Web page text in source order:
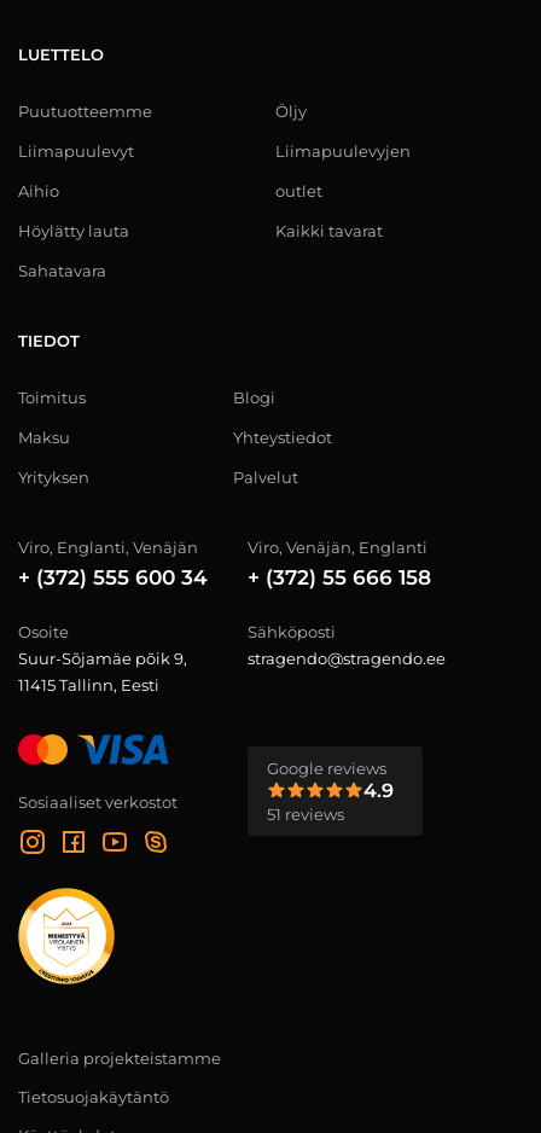
LUETTELO
Puutuotteemme
Liimapuulevyt
Aihio
Höylätty lauta
Sahatavara
Öljy
Liimapuulevyjen
outlet
Kaikki tavarat
TIEDOT
Toimitus
Maksu
Yrityksen
Blogi
Yhteystiedot
Palvelut
Viro, Englanti, Venäjän
+ (372) 555 600 34
Viro, Venäjän, Englanti
+ (372) 55 666 158
Osoite
Suur-Sõjamäe põik 9,
11415 Tallinn, Eesti
Sähköposti
stragendo@stragendo.ee
Sosiaaliset verkostot
Google reviews
4.9
51 reviews
Galleria projekteistamme
Tietosuojakäytäntö